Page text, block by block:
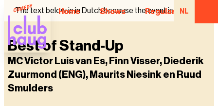
Home Shows Regular NL
The text below is in Dutch because the event is in Dutch.
Best of Stand-Up
MC Victor Luis van Es, Finn Visser, Diederik
Zuurmond (ENG), Maurits Niesink en Ruud
Smulders